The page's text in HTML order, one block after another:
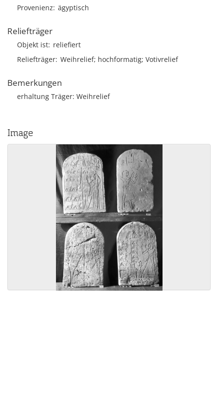
Provenienz ägyptisch
Reliefträger
Objekt ist reliefiert
Reliefträger Weihrelief; hochformatig; Votivrelief
Bemerkungen
erhaltung Träger: Weihrelief
Image